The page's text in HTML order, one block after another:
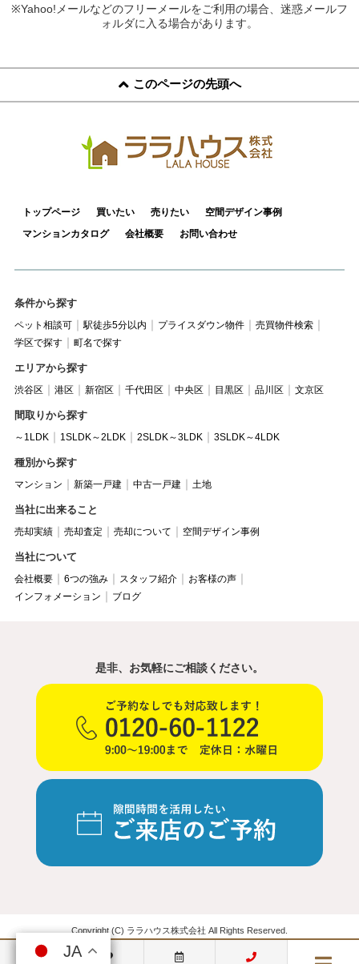
JA
JA
※Yahoo!メールなどのフリーメールをご利用の場合、迷惑メールフ
ォルダに入る場合があります。
このページの先頭へ
トップページ 買いたい 売りたい
空間デザイン事例
マンションカタログ
会社概要 お問い合わせ
条件から探す
ペット相談可 駅徒歩5分以内 プライスダウン物件
売買物件検索
学区で探す
町名で探す
エリアから探す
渋谷区 港区 新宿区 千代田区 中央区 目黒区 品川区 文京区
間取りから探す
～1LDK 1SLDK～2LDK 2SLDK～3LDK 3SLDK～4LDK
種別から探す
マンション 新築一戸建 中古一戸建 土地
当社に出来ること
売却実績 売却査定 売却について 空間デザイン事例
当社について
会社概要 6つの強み スタッフ紹介
お客様の声
インフォメーション
ブログ
是非、お気軽にご相談ください。
Copyright (C) ララハウス株式会社 All Rights Reserved.
JA
JA